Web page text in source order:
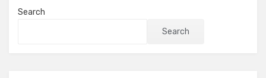
Search
Search